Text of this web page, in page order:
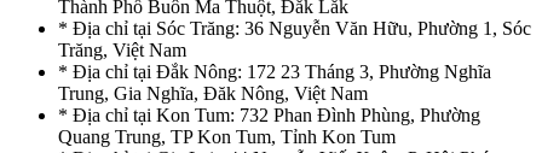
Thành Phố Buôn Ma Thuột, Đắk Lắk
* Địa chỉ tại Sóc Trăng: 36 Nguyễn Văn Hữu, Phường 1, Sóc
Trăng, Việt Nam
* Địa chỉ tại Đắk Nông: 172 23 Tháng 3, Phường Nghĩa
Trung, Gia Nghĩa, Đăk Nông, Việt Nam
* Địa chỉ tại Kon Tum: 732 Phan Đình Phùng, Phường
Quang Trung, TP Kon Tum, Tỉnh Kon Tum